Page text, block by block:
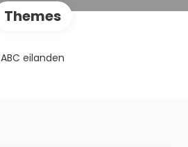
Themes
ABC eilanden